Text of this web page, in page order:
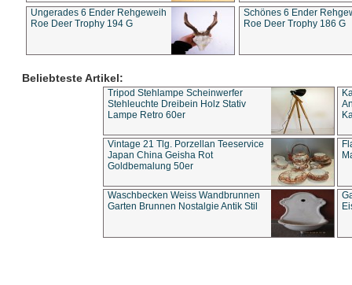
Ungerades 6 Ender Rehgeweih
Roe Deer Trophy 194 G
Schönes 6 Ender
Roe Deer Trophy 186 G
Beliebteste Artikel:
Tripod Stehlampe Scheinwerfer
Stehleuchte Dreibein Holz Stativ
Lampe Retro 60er
Vintage 21 Tlg. Porzellan Teeservice
Japan China Geisha Rot
Goldbemalung 50er
Waschbecken Weiss Wandbrunnen
Garten Brunnen Nostalgie Antik Stil